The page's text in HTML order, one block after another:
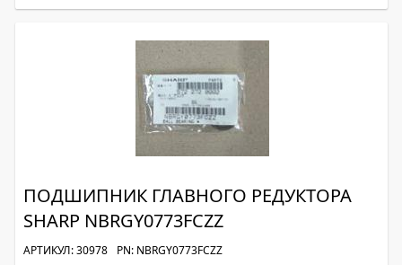
ПОДШИПНИК ГЛАВНОГО РЕДУКТОРА
SHARP NBRGY0773FCZZ
АРТИКУЛ: 30978 PN: NBRGY0773FCZZ